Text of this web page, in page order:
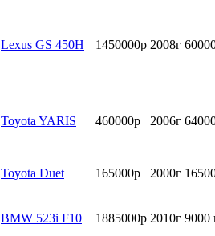
Lexus GS 450H 1450000р 2008г
Toyota YARIS 460000р 2006г
Toyota Duet 165000р 2000г
BMW 523i F10 1885000р 2010г 9000